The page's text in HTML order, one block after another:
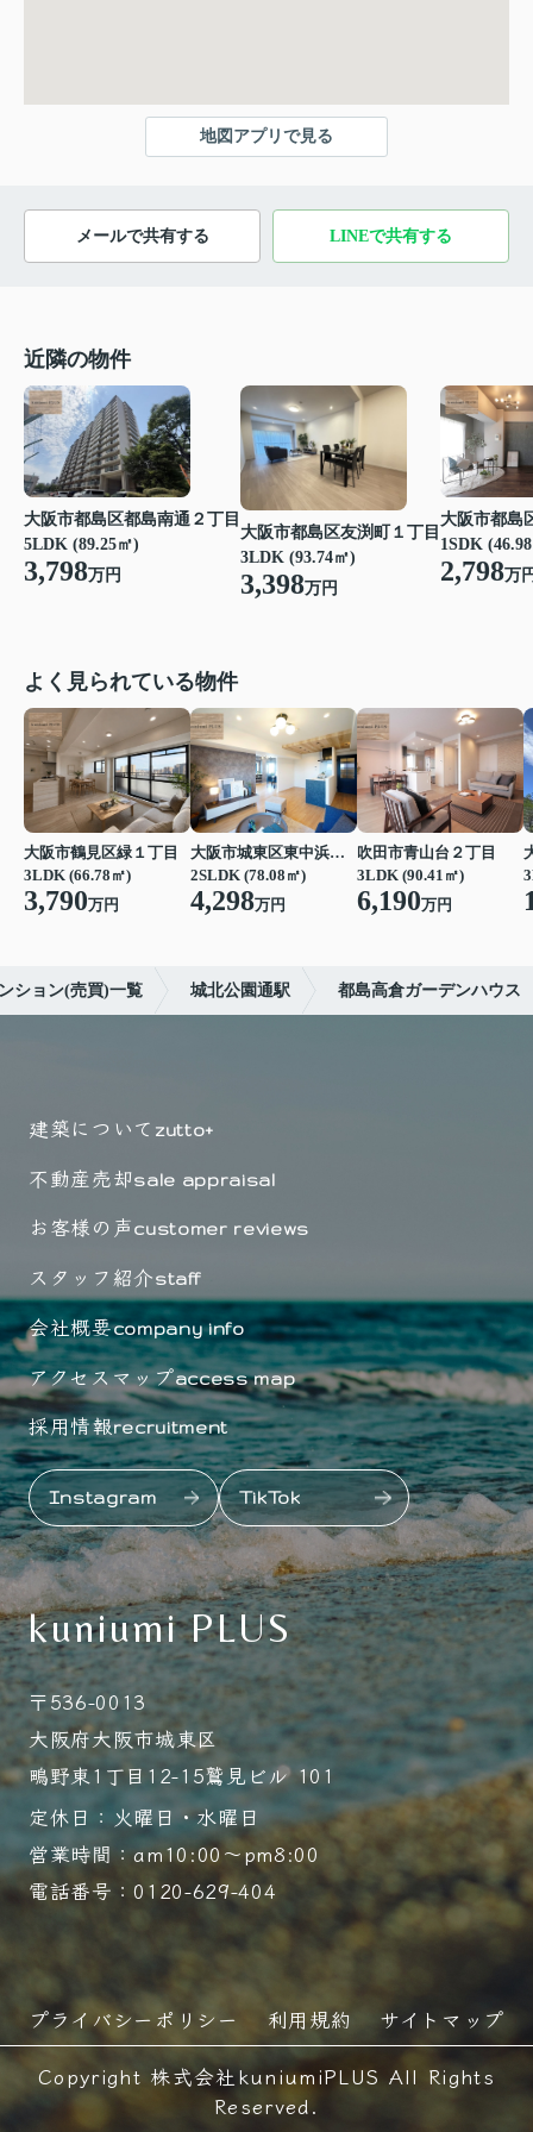
地図アプリで見る
メールで共有する LINEで共有する
近隣の物件
大阪市都島区都島南通２丁目
5LDK (89.25㎡)
3,798万円
大阪市都島区友渕町１丁目
3LDK (93.74㎡)
3,398万円
大阪市都島
1SDK
2,798万
よく見られている物件
大阪市鶴見区緑１丁目
3LDK (66.78㎡)
3,790万円
大阪市城東区東中浜６丁目
2SLDK (78.08㎡)
4,298万円
吹田市青山台２丁目
3LDK (90.41㎡)
6,190万円
ション(売買)一覧 城北公園通駅 都島高倉ガーデンハウス
建築について zutto+
不動産売却sale appraisal
お客様の声customer reviews
スタッフ紹介staff
会社概要company info
アクセスマップaccess map
採用情報recruitment
Instagram TikTok
kuniumi PLUS
〒536-0013
大阪府大阪市城東区
鴫野東1丁目12-15鷲見ビル 101
定休日：火曜日・水曜日
営業時間：am10:00～pm8:00
電話番号：0120-629-404
プライバシーポリシー 利用規約
サイトマップ
Copyright 株式会社kuniumiPLUS All Rights
Reserved.